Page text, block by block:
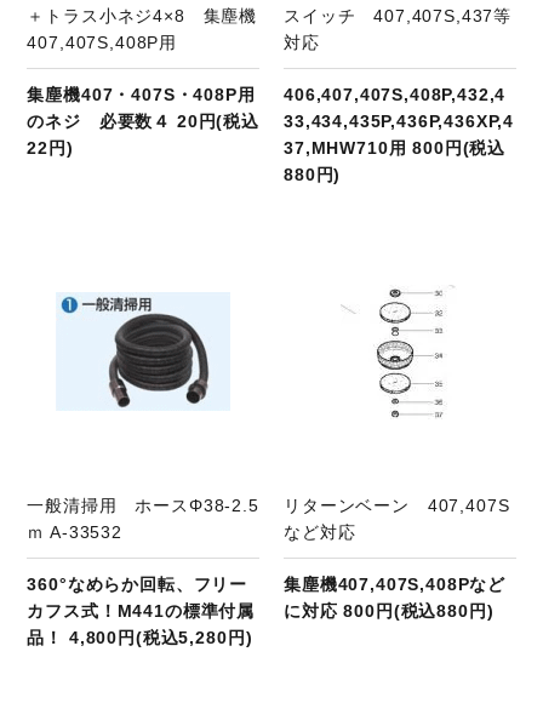
＋トラス小ネジ4×8 集塵機
407,407S,408P用
集塵機407・407S・408P用
のネジ 必要数４ 20円(税込
22円)
スイッチ 407,407S,437等
対応
406,407,407S,408P,432,4
33,434,435P,436P,436XP,4
37,MHW710用 800円(税込
880円)
一般清掃用 ホースΦ38-2.5
ｍ A-33532
360°なめらか回転、フリー
カフス式！M441の標準付属
品！ 4,800円(税込5,280円)
リターンベーン 407,407S
など対応
集塵機407,407S,408Pなど
に対応 800円(税込880円)